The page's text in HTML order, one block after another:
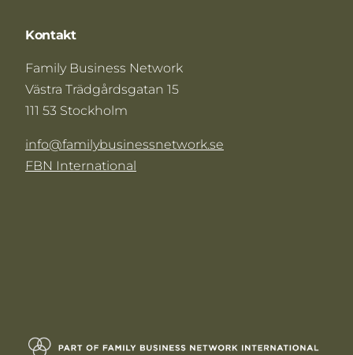
Kontakt
Family Business Network
Västra Trädgårdsgatan 15
111 53 Stockholm
info@familybusinessnetwork.se
FBN International